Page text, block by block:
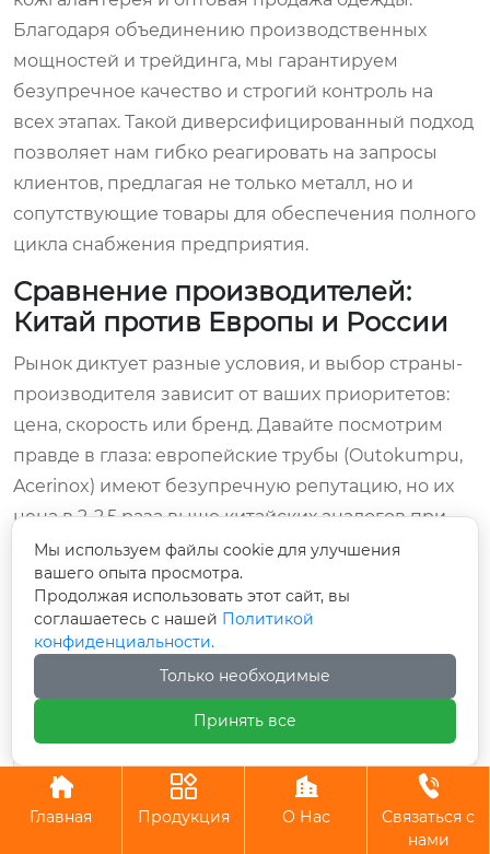
Благодаря объединению производственных
мощностей и трейдинга, мы гарантируем
безупречное качество и строгий контроль на
всех этапах. Такой диверсифицированный подход
позволяет нам гибко реагировать на запросы
клиентов, предлагая не только металл, но и
сопутствующие товары для обеспечения полного
цикла снабжения предприятия.
Сравнение производителей:
Китай против Европы и России
Рынок диктует разные условия, и выбор страны-
производителя зависит от ваших приоритетов:
цена, скорость или бренд. Давайте посмотрим
правде в глаза: европейские трубы (Outokumpu,
Acerinox) имеют безупречную репутацию, но их
цена в 2-2,5 раза выше китайских аналогов при
схожих характеристиках. Российский прокат
(ЧТПЗ, Амурсталь) хорош для внутренних
проектов, но логистика в другие страны СНГ или
Азии может быть сложной и дорогой.
Критерий
Китай
(Вэньчжоу/
Цена за тонну
(базовый
ориентир)
(+150-200% к
Китаю)

Главная

Продукция

О Нас

Связаться с
нами
Мы используем файлы cookie для улучшения
вашего опыта просмотра.
Продолжая использовать этот сайт, вы
соглашаетесь с нашей Политикой
конфиденциальности.
Только необходимые
Принять все